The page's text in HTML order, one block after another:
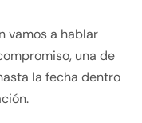
vamos a hablar
una de
la fecha dentro